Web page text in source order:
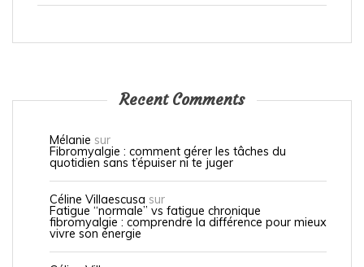
Recent Comments
Mélanie sur
Fibromyalgie : comment gérer les tâches du
quotidien sans t’épuiser ni te juger
Céline Villaescusa sur
Fatigue “normale” vs fatigue chronique
fibromyalgie : comprendre la différence pour mieux
vivre son énergie